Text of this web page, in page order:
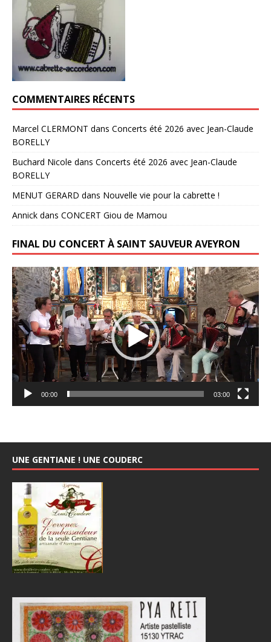
COMMENTAIRES RÉCENTS
Marcel CLERMONT dans Concerts été 2026 avec Jean-Claude
BORELLY
Buchard Nicole dans Concerts été 2026 avec Jean-Claude
BORELLY
MENUT GERARD dans Nouvelle vie pour la cabrette !
Annick dans CONCERT Giou de Mamou
FINAL DU CONCERT À SAINT SAUVEUR AVEYRON
Lecteur
vidéo
00:00 03:00
UNE GENTIANE ! UNE COUDERC